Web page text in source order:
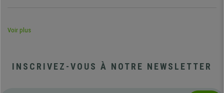
Voir plus
INSCRIVEZ-VOUS À NOTRE NEWSLETTER